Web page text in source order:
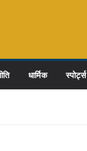
धार्मिक स्पोर्ट्स